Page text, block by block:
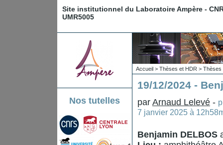
Site institutionnel du Laboratoire Ampère -
UMR5005
Nos tutelles
Accueil > Thèses et HDR > Thèses
19/12/2024 -
par Arnaud Lelevé -
7 janvier 2025 à
Benjamin DELBOS